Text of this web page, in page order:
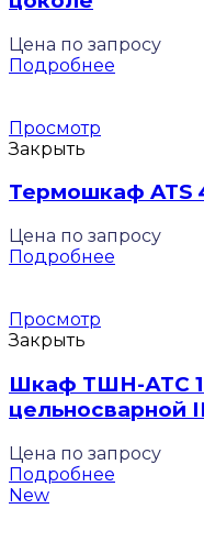
Цена по запросу
Подробнее
Просмотр
Закрыть
Термошкаф ATS
Цена по запросу
Подробнее
Просмотр
Закрыть
Шкаф ТШН-АТС
цельносварной
Цена по запросу
Подробнее
New